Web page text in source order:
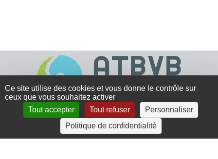
4 rue Crec’h-Ugen
22810 Belle Isle en Terre
Ce site utilise des cookies et vous donne le contrôle sur
ceux que vous souhaitez activer
Tout accepter
Tout refuser
Personnaliser
Politique de confidentialité